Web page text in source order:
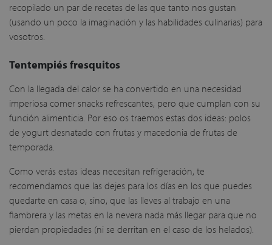
recopilado un par de recetas de las que tanto nos gustan
(usando un poco la imaginación y las habilidades culinarias) para
vosotros.
Tentempiés fresquitos
Con la llegada del calor se ha convertido en una necesidad
imperiosa comer snacks refrescantes, pero que cumplan con su
función alimenticia. Por eso os traemos estas dos ideas: polos
de yogurt desnatado con frutas y macedonia de frutas de
temporada.
Como verás estas ideas necesitan refrigeración, te
recomendamos que las dejes para los días en los que puedes
quedarte en casa o, sino, que las lleves al trabajo en una
fiambrera y las metas en la nevera nada más llegar para que no
pierdan propiedades (ni se derritan en el caso de los helados).